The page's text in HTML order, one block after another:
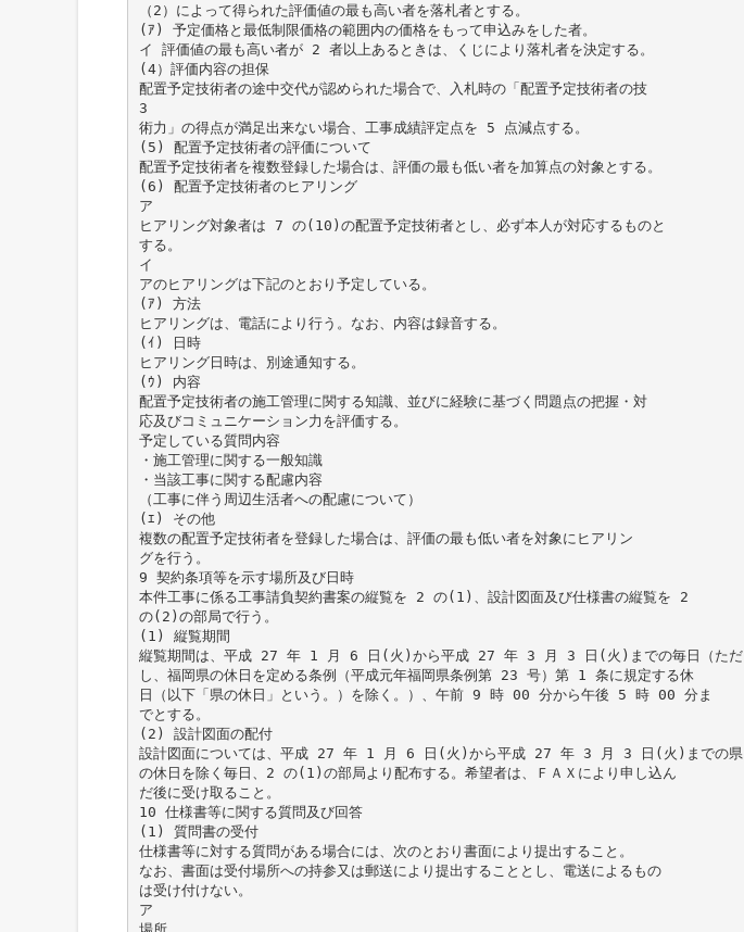
（2）によって得られた評価値の最も高い者を落札者とする。
(ｱ) 予定価格と最低制限価格の範囲内の価格をもって申込みをした者。
イ 評価値の最も高い者が 2 者以上あるときは、くじにより落札者を決定する。
(4）評価内容の担保
配置予定技術者の途中交代が認められた場合で、入札時の「配置予定技術者の技
3
術力」の得点が満足出来ない場合、工事成績評定点を 5 点減点する。
(5) 配置予定技術者の評価について
配置予定技術者を複数登録した場合は、評価の最も低い者を加算点の対象とする。
(6) 配置予定技術者のヒアリング
ア
ヒアリング対象者は 7 の(10)の配置予定技術者とし、必ず本人が対応するものと
する。
イ
アのヒアリングは下記のとおり予定している。
(ｱ) 方法
ヒアリングは、電話により行う。なお、内容は録音する。
(ｲ) 日時
ヒアリング日時は、別途通知する。
(ｳ) 内容
配置予定技術者の施工管理に関する知識、並びに経験に基づく問題点の把握・対
応及びコミュニケーション力を評価する。
予定している質問内容
・施工管理に関する一般知識
・当該工事に関する配慮内容
（工事に伴う周辺生活者への配慮について）
(ｴ) その他
複数の配置予定技術者を登録した場合は、評価の最も低い者を対象にヒアリン
グを行う。
9 契約条項等を示す場所及び日時
本件工事に係る工事請負契約書案の縦覧を 2 の(1)、設計図面及び仕様書の縦覧を 2
の(2)の部局で行う。
(1) 縦覧期間
縦覧期間は、平成 27 年 1 月 6 日(火)から平成 27 年 3 月 3 日(火)までの毎日（ただ
し、福岡県の休日を定める条例（平成元年福岡県条例第 23 号）第 1 条に規定する休
日（以下「県の休日」という。）を除く。）、午前 9 時 00 分から午後 5 時 00 分ま
でとする。
(2) 設計図面の配付
設計図面については、平成 27 年 1 月 6 日(火)から平成 27 年 3 月 3 日(火)までの県
の休日を除く毎日、2 の(1)の部局より配布する。希望者は、ＦＡＸにより申し込ん
だ後に受け取ること。
10 仕様書等に関する質問及び回答
(1) 質問書の受付
仕様書等に対する質問がある場合には、次のとおり書面により提出すること。
なお、書面は受付場所への持参又は郵送により提出することとし、電送によるもの
は受け付けない。
ア
場所